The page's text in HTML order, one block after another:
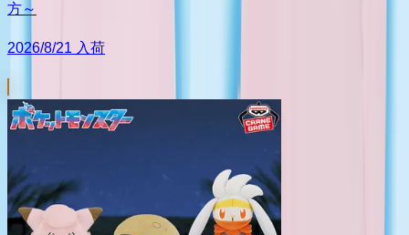
方～
2026/8/21 入荷